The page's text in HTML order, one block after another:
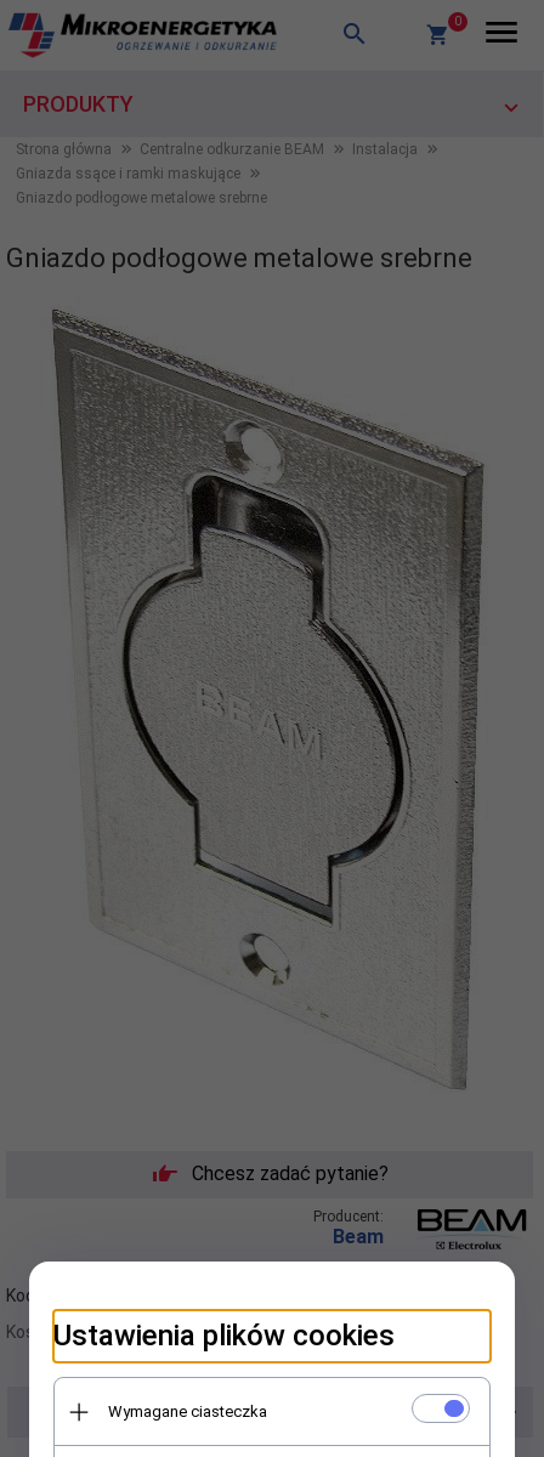
0
PRODUKTY
Strona główna Centralne odkurzanie BEAM
Instalacja
Gniazda ssące i ramki maskujące
Gniazdo podłogowe metalowe srebrne
Gniazdo podłogowe metalowe srebrne
Chcesz zadać pytanie?
Producent:
Beam
Kod producenta:
Koszt wysyłki od:11.00 PLN
sprawdź raty:
Ustawienia plików cookies
Wymagane ciasteczka